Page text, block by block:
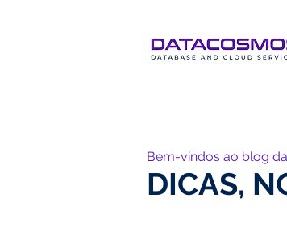
Bem-vindos ao blog
DICAS,